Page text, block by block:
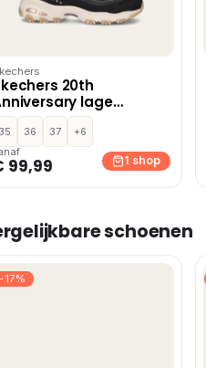
20th
lage
– Zwart
35 36 37
+6
99,99 1 shop
schoenen